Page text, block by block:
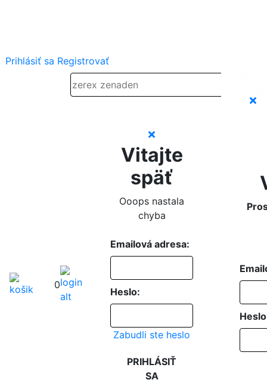
Prihlásiť sa Registrovať
0
Vitajte
späť
Ooops nastala
chyba
Emailová adresa:
Heslo:
Zabudli ste heslo
PRIHLÁSIŤ
SA